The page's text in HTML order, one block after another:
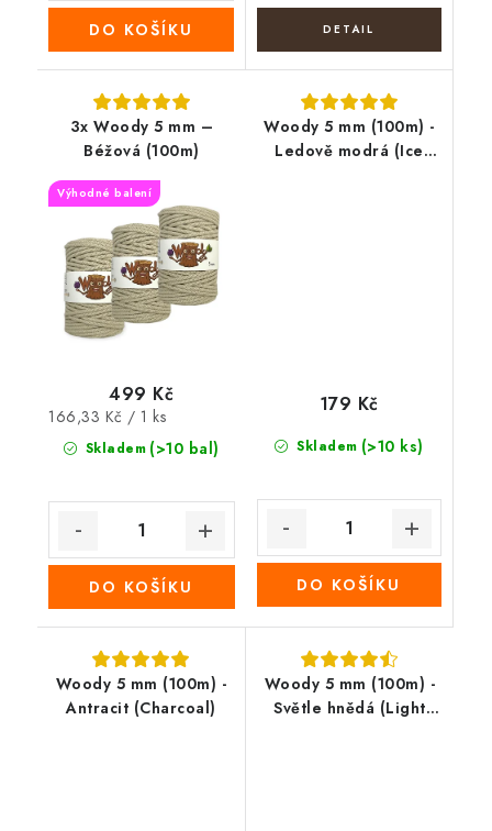
DO KOŠÍKU
3x Woody 5 mm –
Béžová (100m)
Výhodné balení
Skladem (>10 bal)
499 Kč
Měrná
cena:
166,33 Kč / 1 ks
DO KOŠÍKU
Woody 5 mm (100m) -
Ledově modrá (Ice
Skladem (>10 ks)
179 Kč
DO KOŠÍKU
Woody 5 mm (100m) -
Antracit (Charcoal)
Woody 5 mm (100m) -
Světle hnědá (Light